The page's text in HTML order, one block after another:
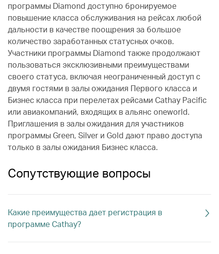
программы Diamond доступно бронируемое
повышение класса обслуживания на рейсах любой
дальности в качестве поощрения за большое
количество заработанных статусных очков.
Участники программы Diamond также продолжают
пользоваться эксклюзивными преимуществами
своего статуса, включая неограниченный доступ с
двумя гостями в залы ожидания Первого класса и
Бизнес класса при перелетах рейсами Cathay Pacific
или авиакомпаний, входящих в альянс oneworld.
Приглашения в залы ожидания для участников
программы Green, Silver и Gold дают право доступа
только в залы ожидания Бизнес класса.
Сопутствующие вопросы
Какие преимущества дает регистрация в
программе Cathay?